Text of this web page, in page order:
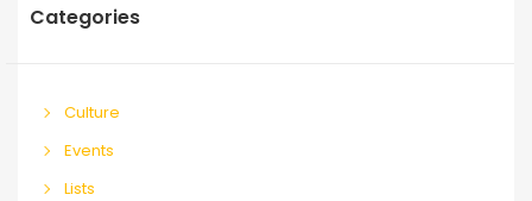
Categories
Culture
Events
Lists